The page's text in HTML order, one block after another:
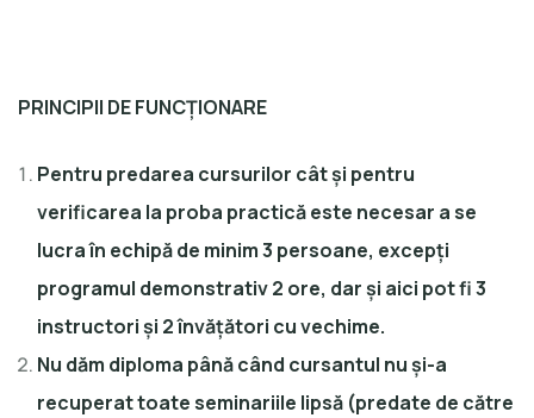
PRINCIPII DE FUNCȚIONARE
Pentru predarea cursurilor cât și pentru
verificarea la proba practică este necesar a se
lucra în echipă de minim 3 persoane, excepți
programul demonstrativ 2 ore, dar și aici pot fi 3
instructori și 2 învățători cu vechime.
Nu dăm diploma până când cursantul nu și-a
recuperat toate seminariile lipsă (predate de către